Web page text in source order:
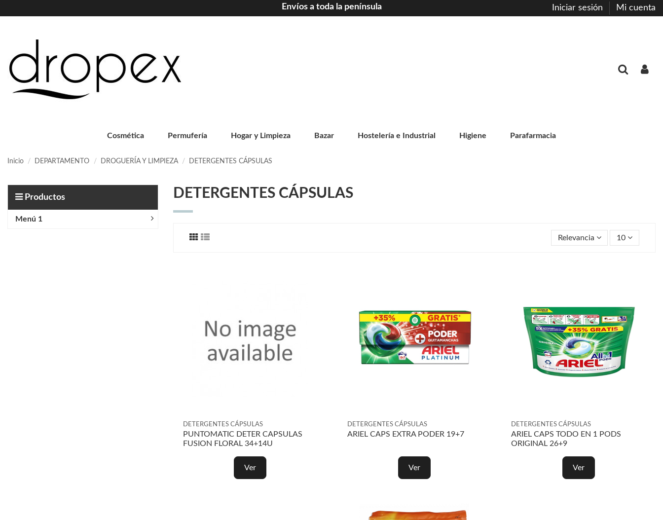
Envíos a toda la península Iniciar sesión Mi cuenta
Cosmética Permufería Hogar y Limpieza Bazar Hostelería e Industrial Higiene Parafarmacia
Inicio DEPARTAMENTO DROGUERÍA Y LIMPIEZA DETERGENTES CÁPSULAS
DETERGENTES CÁPSULAS
Relevancia 10
DETERGENTES CÁPSULAS
PUNTOMATIC DETER CAPSULAS
FUSION FLORAL 34+14U
Ver
DETERGENTES CÁPSULAS
ARIEL CAPS EXTRA PODER 19+7
Ver
DETERGENTES CÁPSULAS
ARIEL CAPS TODO EN 1 PODS
ORIGINAL 26+9
Ver
Productos
Menú 1